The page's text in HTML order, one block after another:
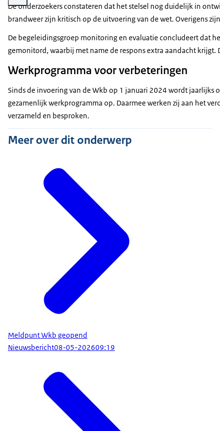
De onderzoekers constateren dat het stelsel nog duidelijk in
brandweer zijn kritisch op de uitvoering van de wet. Overigens
De begeleidingsgroep monitoring en evaluatie concludeert dat
gemonitord, waarbij met name de respons extra aandacht
Werkprogramma voor verbeteringen
Sinds de invoering van de Wkb op 1 januari 2024 wordt
gezamenlijk werkprogramma op. Daarmee werken zij aan het
verzameld en besproken.
Meer over dit onderwerp
Meldpunt Wkb geopend
Nieuwsbericht08-05-202609:19